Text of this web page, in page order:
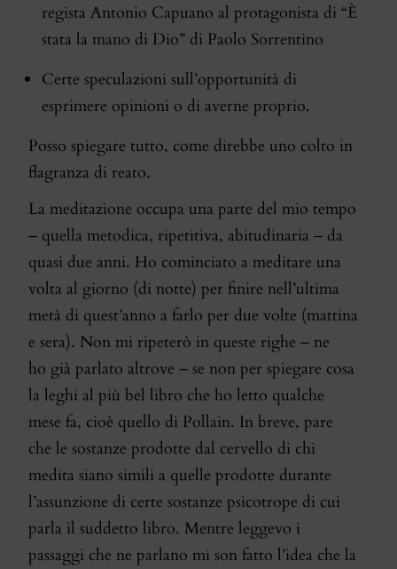
regista Antonio Capuano al protagonista di “È
stata la mano di Dio” di Paolo Sorrentino
Certe speculazioni sull’opportunità di
esprimere opinioni o di averne proprio.
Posso spiegare tutto, come direbbe uno colto in
flagranza di reato.
La meditazione occupa una parte del mio tempo
– quella metodica, ripetitiva, abitudinaria – da
quasi due anni. Ho cominciato a meditare una
volta al giorno (di notte) per finire nell’ultima
metà di quest’anno a farlo per due volte (mattina
e sera). Non mi ripeterò in queste righe – ne
ho già parlato altrove – se non per spiegare cosa
la leghi al più bel libro che ho letto qualche
mese fa, cioè quello di Pollain. In breve, pare
che le sostanze prodotte dal cervello di chi
medita siano simili a quelle prodotte durante
l’assunzione di certe sostanze psicotrope di cui
parla il suddetto libro. Mentre leggevo i
passaggi che ne parlano mi son fatto l’idea che la